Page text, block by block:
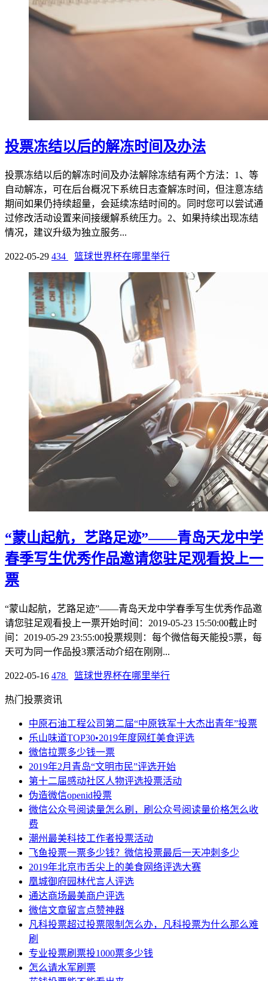
投票冻结以后的解冻时间及办法
投票冻结以后的解冻时间及办法解除冻结有两个方法：1、等
自动解冻，可在后台概况下系统日志查解冻时间，但注意冻结
期间如果仍持续超量，会延续冻结时间的。同时您可以尝试通
过修改活动设置来间接缓解系统压力。2、如果持续出现冻结
情况，建议升级为独立服务...
2022-05-29 434 篮球世界杯在哪里举行
“蒙山起航，艺路足迹”——青岛天龙中学
春季写生优秀作品邀请您驻足观看投上一
票
“蒙山起航，艺路足迹”——青岛天龙中学春季写生优秀作品邀
请您驻足观看投上一票开始时间：2019-05-23 15:50:00截止时
间：2019-05-29 23:55:00投票规则：每个微信每天能投5票，每
天可为同一作品投3票活动介绍在刚刚...
2022-05-16 478 篮球世界杯在哪里举行
热门投票资讯
中原石油工程公司第二届“中原铁军十大杰出青年”投票
乐山味道TOP30•2019年度网红美食评选
微信拉票多少钱一票
2019年2月青岛“文明市民”评选开始
第十二届感动社区人物评选投票活动
伪造微信openid投票
微信公众号阅读量怎么刷，刷公众号阅读量价格怎么收
费
潮州最美科技工作者投票活动
飞鱼投票一票多少钱？微信投票最后一天冲刺多少
2019年北京市舌尖上的美食网络评选大赛
凰城御府园林代言人评选
通达商场最美商户评选
微信文章留言点赞神器
凡科投票超过投票限制怎么办，凡科投票为什么那么难
刷
专业投票刷票投1000票多少钱
怎么请水军刷票